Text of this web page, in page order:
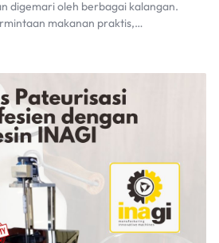
digemari oleh berbagai kalangan.
makanan praktis,…